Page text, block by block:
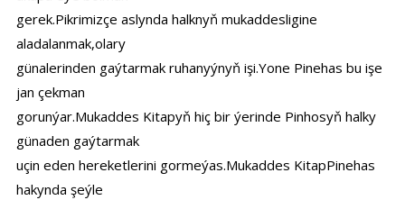
gerek.Pikrimizçe aslynda halknyň mukaddesligine
aladalanmak,olary
günalerinden gaýtarmak ruhanyýnyň işi.Yone Pinehas bu işe
jan çekman
gorunýar.Mukaddes Kitapyň hiç bir ýerinde Pinhosyň halky
günaden gaýtarmak
uçin eden hereketlerini gormeýas.Mukaddes KitapPinehas
hakynda şeýle